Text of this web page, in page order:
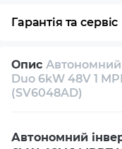
Гарантія та сервіс
Власний
Консультація
Опис Автономний
Duo 6kW 48V 1
(SV6048AD)
Автономний